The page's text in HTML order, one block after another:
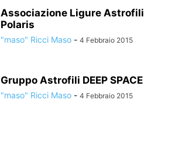
Associazione Ligure Astrofili
Polaris
"maso" Ricci Maso - 4 Febbraio 2015
Gruppo Astrofili DEEP SPACE
"maso" Ricci Maso - 4 Febbraio 2015